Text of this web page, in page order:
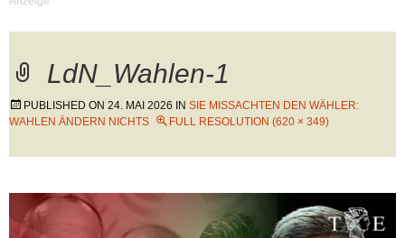
LdN_Wahlen-1
PUBLISHED ON 24. MAI 2026 IN SIE MISSACHTEN DEN WÄHLER:
WAHLEN ÄNDERN NICHTS
FULL RESOLUTION (620 × 349)